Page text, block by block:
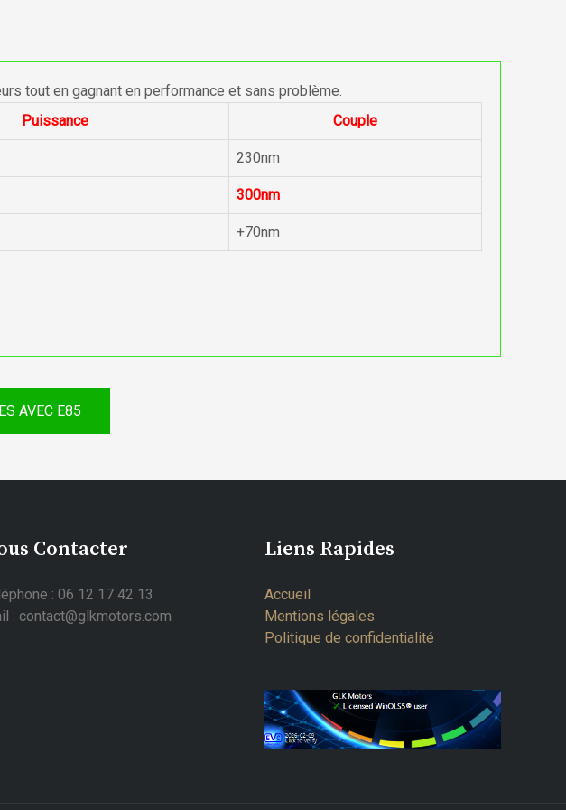
tout en gagnant en performance et sans problème.
Puissance Couple
230nm
300nm
+70nm
AVEC E85
Contacter
: 06 12 17 42 13
: contact@glkmotors.com
Liens Rapides
Accueil
Mentions légales
Politique de confidentialité